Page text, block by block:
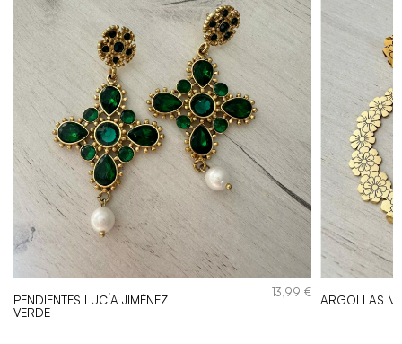
PENDIENTES LUCÍA JIMÉNEZ
VERDE
13,99€
ARGOLLAS